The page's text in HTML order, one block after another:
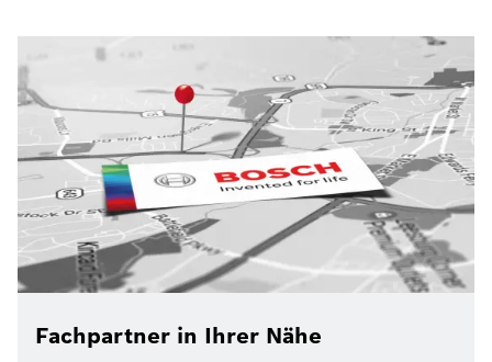
Fachpartner in Ihrer Nähe